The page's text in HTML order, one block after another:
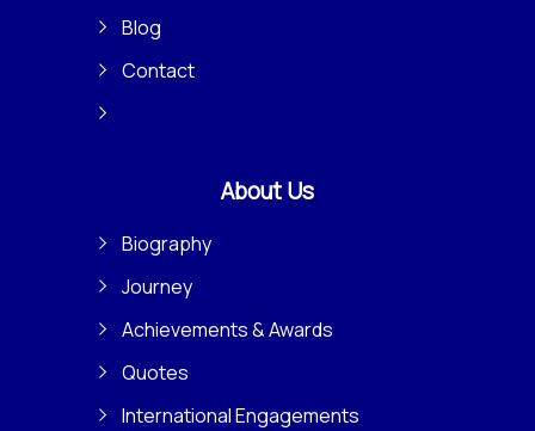
Blog
Contact
About Us
Biography
Journey
Achievements & Awards
Quotes
International Engagements